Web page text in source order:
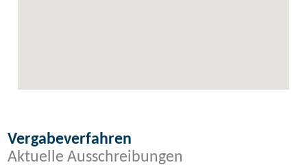
Vergabeverfahren
Aktuelle Ausschreibungen